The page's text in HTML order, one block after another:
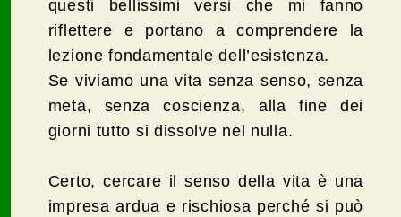
questi bellissimi versi che mi fanno
riflettere e portano a comprendere la
lezione fondamentale dell’esistenza.
Se viviamo una vita senza senso, senza
meta, senza coscienza, alla fine dei
giorni tutto si dissolve nel nulla.
Certo, cercare il senso della vita è una
impresa ardua e rischiosa perché si può